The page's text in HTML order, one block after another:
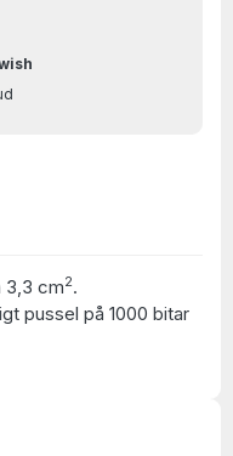
3,3 cm2.
pussel på 1000 bitar